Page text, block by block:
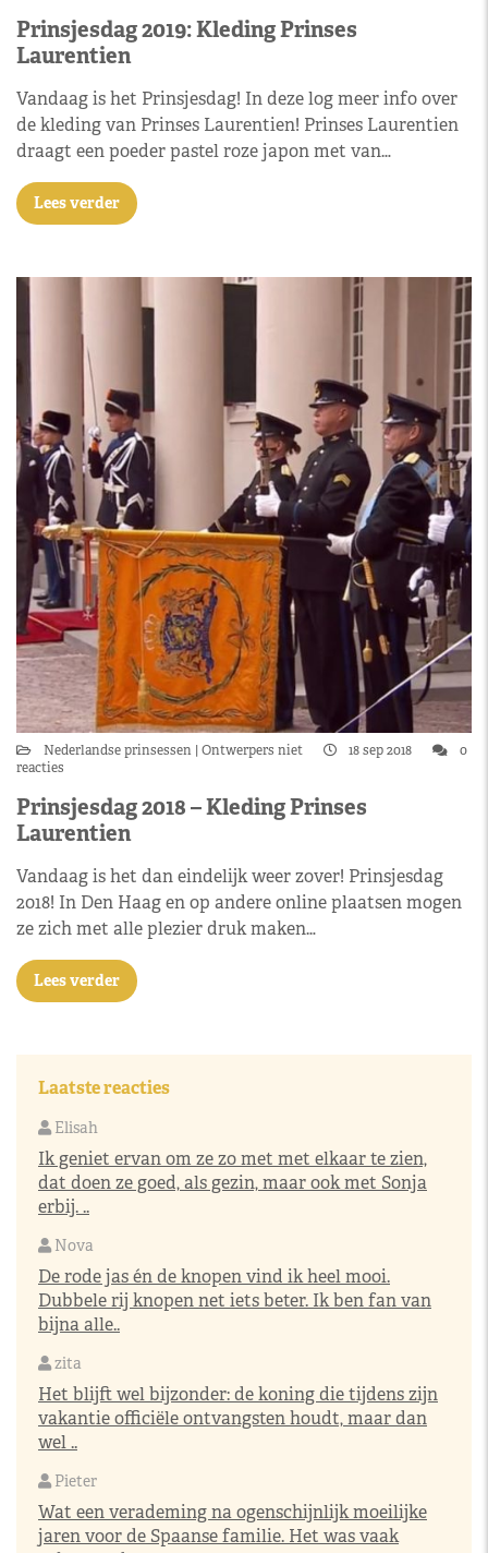
Prinsjesdag 2019: Kleding Prinses
Laurentien
Vandaag is het Prinsjesdag! In deze log meer info over
de kleding van Prinses Laurentien! Prinses Laurentien
draagt een poeder pastel roze japon met van…
Lees verder
Nederlandse prinsessen Ontwerpers niet 18 sep 2018
0
reacties
Prinsjesdag 2018 – Kleding Prinses
Laurentien
Vandaag is het dan eindelijk weer zover! Prinsjesdag
2018! In Den Haag en op andere online plaatsen mogen
ze zich met alle plezier druk maken…
Lees verder
Laatste reacties
Elisah
Ik geniet ervan om ze zo met met elkaar te zien,
dat doen ze goed, als gezin, maar ook met Sonja
erbij. ..
Nova
De rode jas én de knopen vind ik heel mooi.
Dubbele rij knopen net iets beter. Ik ben fan van
bijna alle..
zita
Het blijft wel bijzonder: de koning die tijdens zijn
vakantie officiële ontvangsten houdt, maar dan
wel ..
Pieter
Wat een verademing na ogenschijnlijk moeilijke
jaren voor de Spaanse familie. Het was vaak